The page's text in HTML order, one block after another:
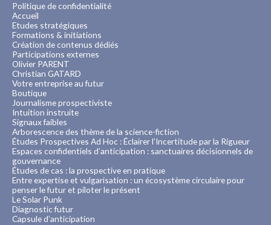
Politique de confidentialité
Accueil
Etudes stratégiques
Formations & initiations
Création de contenus dédiés
Participations externes
Olivier PARENT
Christian GATARD
Votre entreprise au futur
Boutique
Journalisme prospectiviste
Intuition instruite
Signaux faibles
Arborescence des thème de la science-fiction
Études Prospectives Ad Hoc : Éclairer l’Incertitude par la Rigueur
Espaces confidentiels d’anticipation : sanctuaires décisionnels de
gouvernance
Études de cas : la prospective en pratique
Entre expertise et vulgarisation : un écosystème circulaire pour
penser le futur et piloter le présent
Le Solar Punk
Diagnostic futur
Capsule d’anticipation